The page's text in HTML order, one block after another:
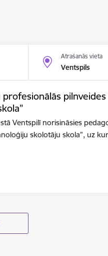
Atrašanās vieta
Ventspils
pilnveides
Ventspilī norisināsies
skolotāju skola”, uz